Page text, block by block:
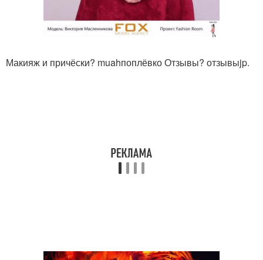
Макияж и причёски? muahпоплёвко Отзывы? отзывыjp.